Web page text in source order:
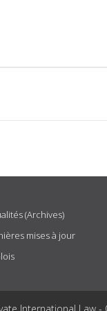
(Archives)
mises à jour